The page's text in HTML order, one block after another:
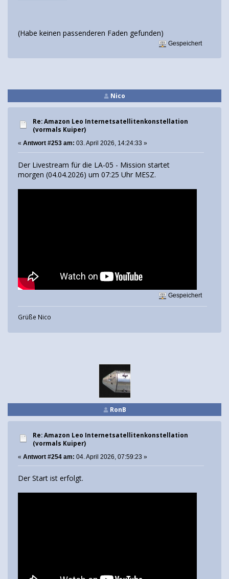
(Habe keinen passenderen Faden gefunden)
Gespeichert
Nico
Re: Amazon Leo Internetsatellitenkonstellation
(vormals Kuiper)
« Antwort #253 am: 03. April 2026, 14:24:33 »
Der Livestream für die LA-05 - Mission startet
morgen (04.04.2026) um 07:25 Uhr MESZ.
Gespeichert
Grüße Nico
RonB
Re: Amazon Leo Internetsatellitenkonstellation
(vormals Kuiper)
« Antwort #254 am: 04. April 2026, 07:59:23 »
Der Start ist erfolgt.